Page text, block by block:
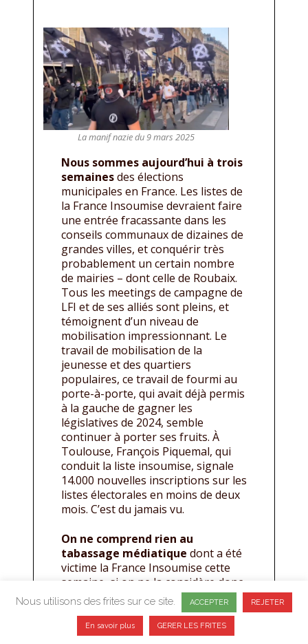
La manif nazie du 9 mars 2025
Nous sommes aujourd’hui à trois
semainesdes élections
municipales en France. Les listes de
la France Insoumise devraient faire
une entrée fracassante dans les
conseils communaux de dizaines de
grandes villes, et conquérir très
probablement un certain nombre
de mairies – dont celle de Roubaix.
Tous les meetings de campagne de
LFI et de ses alliés sont pleins, et
témoignent d’un niveau de
mobilisation impressionnant. Le
travail de mobilisation de la
jeunesse et des quartiers
populaires, ce travail de fourmi au
porte-à-porte, qui avait déjà permis
à la gauche de gagner les
législatives de 2024, semble
continuer à porter ses fruits. À
Toulouse, François Piquemal, qui
conduit la liste insoumise, signale
14.000 nouvelles inscriptions sur les
listes électorales en moins de deux
mois. C’est du jamais vu.
On ne comprend rien au
tabassage médiatique dont a été
victime la France Insoumise cette
semaine, si on ne la considère donc
pas aussi comme une «panique
» de la bourgeoisie et de ses
alliés face à cette force qui se lève.
C’est particulièrement vrai à
Nous utilisons des frites sur ce site. ACCEPTER REJETER
En savoir plus GERER LES FRITES